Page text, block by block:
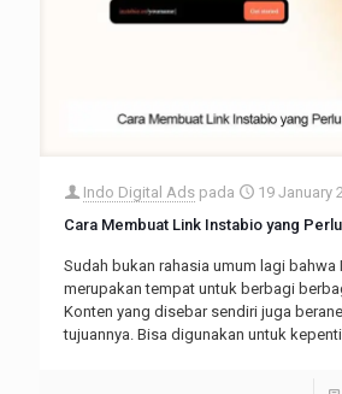
Indo Digital Ads pada
19 January
Cara Membuat Link Instabio yang
Sudah bukan rahasia umum lagi bahwa
merupakan tempat untuk berbagi
Konten yang disebar sendiri juga
tujuannya. Bisa digunakan untuk